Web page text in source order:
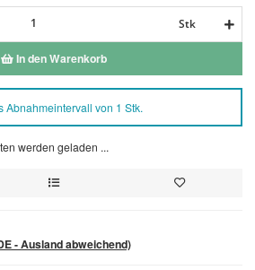
Stk
In den Warenkorb
Abnahmeintervall von 1 Stk.
werden geladen ...
- Ausland abweichend)